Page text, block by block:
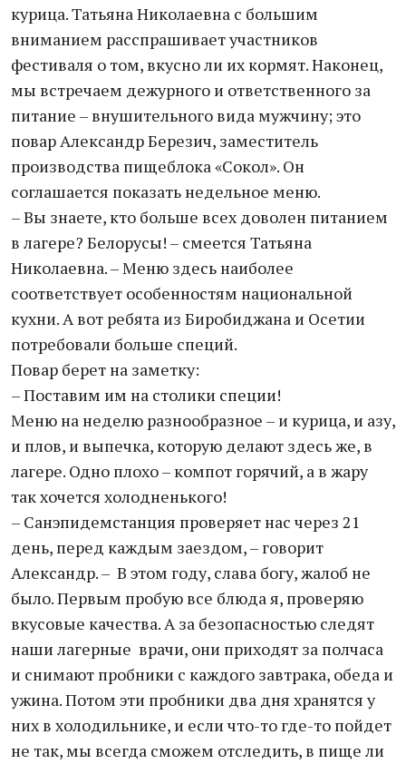
курица. Татьяна Николаевна с большим
вниманием расспрашивает участников
фестиваля о том, вкусно ли их кормят. Наконец,
мы встречаем дежурного и ответственного за
питание – внушительного вида мужчину; это
повар Александр Березич, заместитель
производства пищеблока «Сокол». Он
соглашается показать недельное меню.
– Вы знаете, кто больше всех доволен питанием
в лагере? Белорусы! – смеется Татьяна
Николаевна. – Меню здесь наиболее
соответствует особенностям национальной
кухни. А вот ребята из Биробиджана и Осетии
потребовали больше специй.
Повар берет на заметку:
– Поставим им на столики специи!
Меню на неделю разнообразное – и курица, и азу,
и плов, и выпечка, которую делают здесь же, в
лагере. Одно плохо – компот горячий, а в жару
так хочется холодненького!
– Санэпидемстанция проверяет нас через 21
день, перед каждым заездом, – говорит
Александр. – В этом году, слава богу, жалоб не
было. Первым пробую все блюда я, проверяю
вкусовые качества. А за безопасностью следят
наши лагерные врачи, они приходят за полчаса
и снимают пробники с каждого завтрака, обеда и
ужина. Потом эти пробники два дня хранятся у
них в холодильнике, и если что-то где-то пойдет
не так, мы всегда сможем отследить, в пище ли